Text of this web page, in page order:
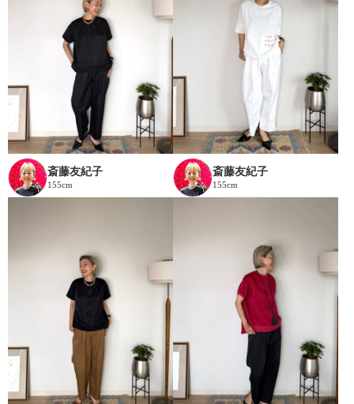
斎藤友紀子
155cm
斎藤友紀子
155cm